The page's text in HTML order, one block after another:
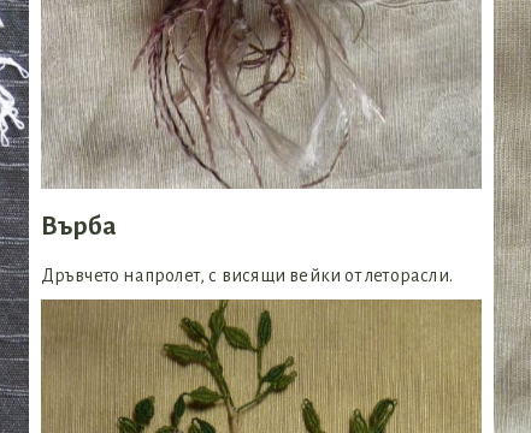
Върба
Дръвчето напролет, с висящи вейки от леторасли.